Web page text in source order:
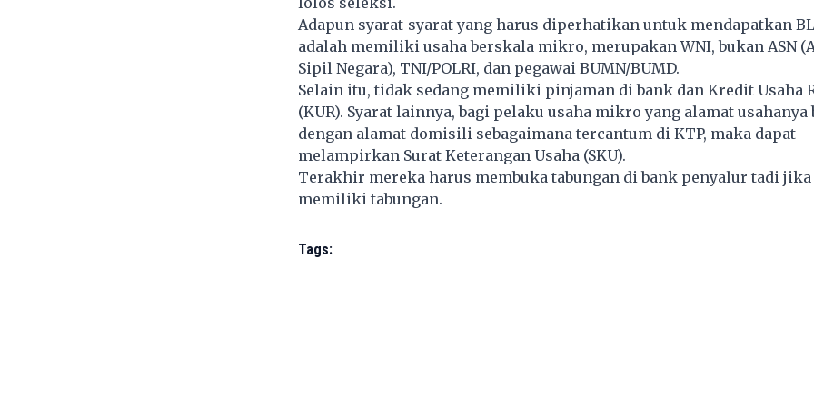
Adapun syarat-syarat yang harus diperhatikan untuk mendapatkan
adalah memiliki usaha berskala mikro, merupakan WNI, bukan ASN
Sipil Negara), TNI/POLRI, dan pegawai BUMN/BUMD.
Selain itu, tidak sedang memiliki pinjaman di bank dan Kredit Usaha
(KUR). Syarat lainnya, bagi pelaku usaha mikro yang alamat usahanya
dengan alamat domisili sebagaimana tercantum di KTP, maka dapat
melampirkan Surat Keterangan Usaha (SKU).
Terakhir mereka harus membuka tabungan di bank penyalur tadi jika
memiliki tabungan.
Tags: